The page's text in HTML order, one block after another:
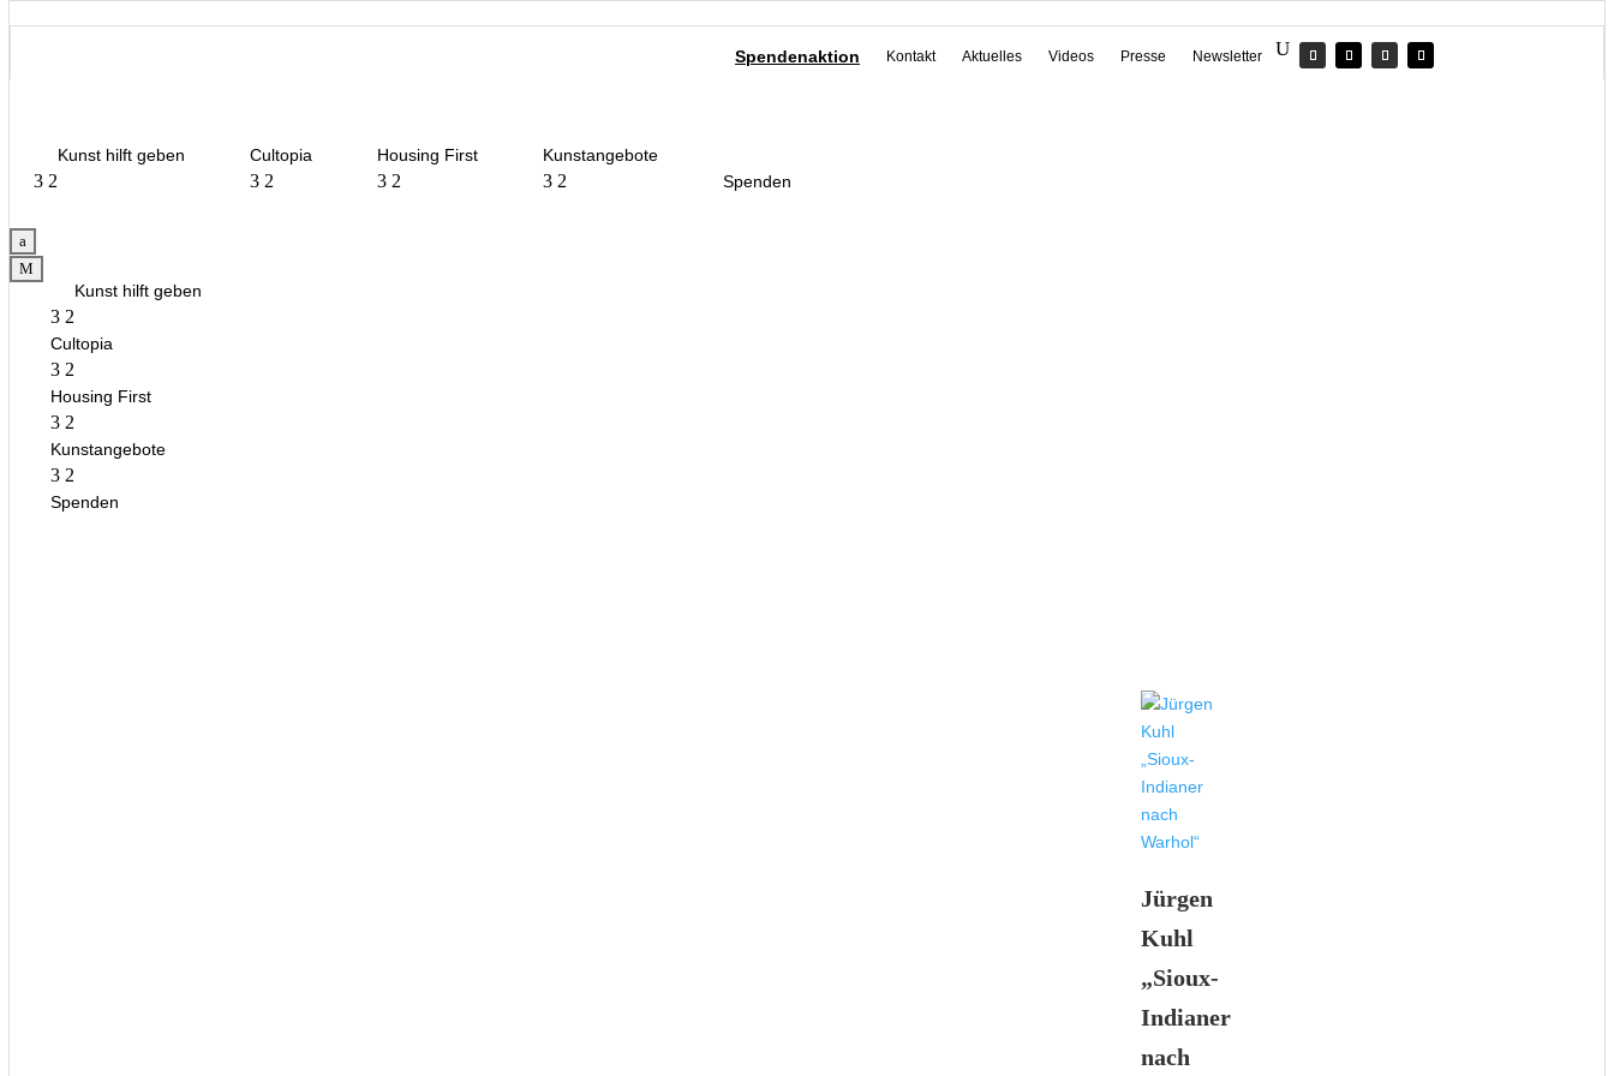
Spendenaktion Kontakt Aktuelles Videos Presse Newsletter
Kunst hilft geben
3 2
Cultopia
3 2
Housing First
3 2
Kunstangebote
3 2 Spenden
a
M
Kunst hilft geben
3 2
Cultopia
3 2
Housing First
3 2
Kunstangebote
3 2
Spenden
Jürgen
Kuhl
„Sioux-
Indianer
nach